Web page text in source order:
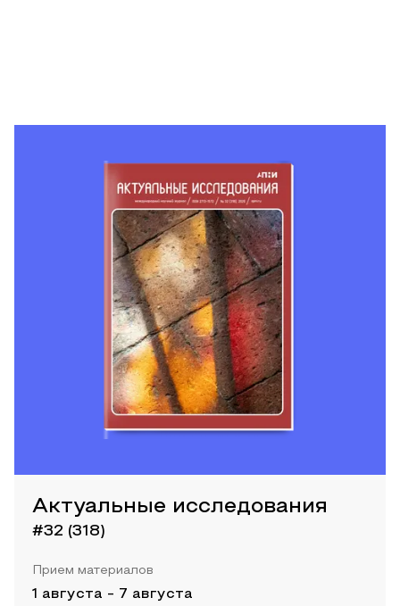
Актуальные исследования
#32 (318)
Прием материалов
1 августа - 7 августа